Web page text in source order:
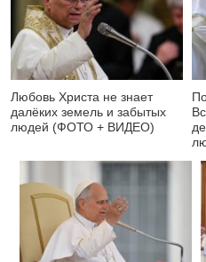
Любовь Христа не знает
далёких земель и забытых
людей (ФОТО + ВИДЕО)